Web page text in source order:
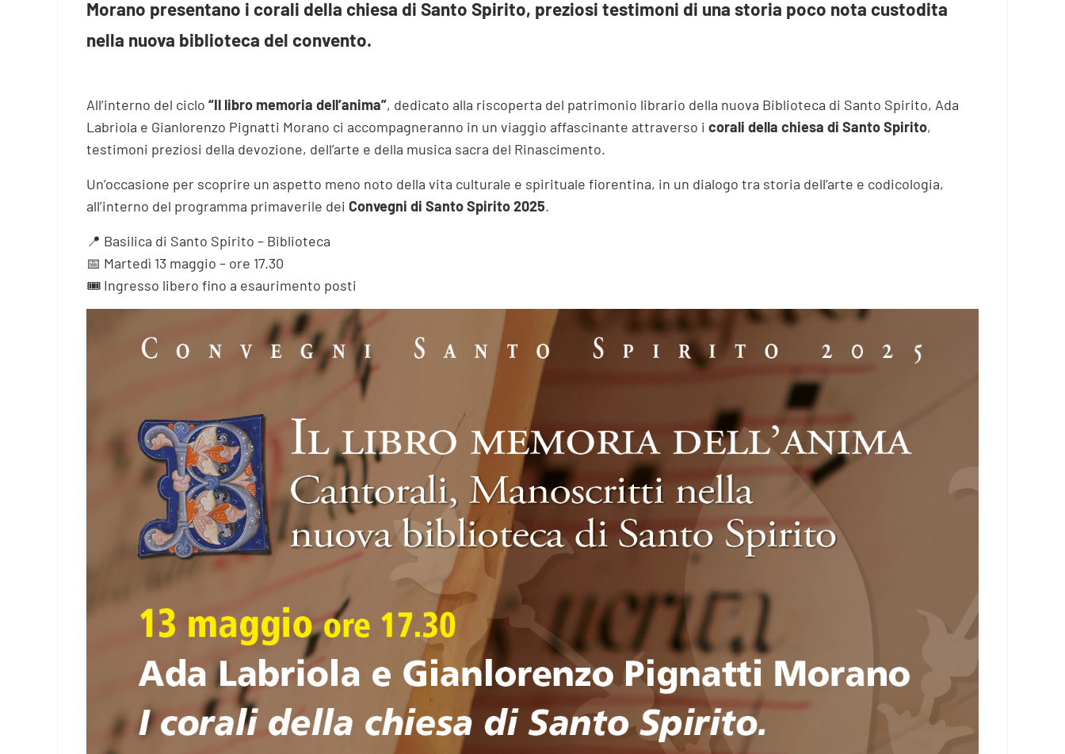
Morano presentano i corali della chiesa di Santo Spirito, preziosi testimoni di una storia poco nota custodita
nella nuova biblioteca del convento.
All’interno del ciclo“Il libro memoria dell’anima”, dedicato alla riscoperta del patrimonio librario della nuova Biblioteca di Santo Spirito, Ada
Labriola e Gianlorenzo Pignatti Morano ci accompagneranno in un viaggio affascinante attraverso icorali della chiesa di Santo Spirito,
testimoni preziosi della devozione, dell’arte e della musica sacra del Rinascimento.
Un’occasione per scoprire un aspetto meno noto della vita culturale e spirituale fiorentina, in un dialogo tra storia dell’arte e codicologia,
all’interno del programma primaverile deiConvegni di Santo Spirito 2025.
📍 Basilica di Santo Spirito – Biblioteca
📅 Martedì 13 maggio – ore 17.30
🎟️ Ingresso libero fino a esaurimento posti